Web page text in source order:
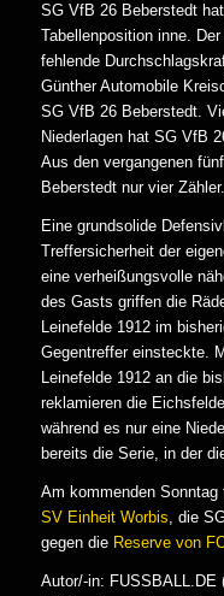
SG VfB 26 Beberstedt
Tabellenposition inne.
fehlende
Günther Automobile
SG VfB 26 Beberstedt.
Niederlagen hat SG VfB
Aus den vergangenen
Beberstedt nur vier Zähler.
Eine grundsolide
Treffersicherheit der
eine verheißungsvolle
des Gasts griffen die
Leinefelde 1912 im
Gegentreffer einsteckte.
Leinefelde 1912 an die
reklamieren die
während es nur eine
bereits die Serie, in der
Am kommenden
SV Einheit Worbis, die
gegen die Reserve von
Autor/-in: FUSSBALL.DE